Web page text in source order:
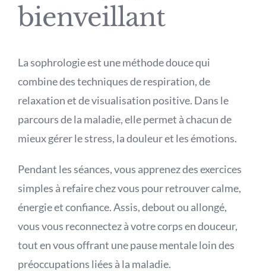
Contact
bienveillant
La sophrologie est une méthode douce qui
combine des techniques de respiration, de
relaxation et de visualisation positive. Dans le
parcours de la maladie, elle permet à chacun de
mieux gérer le stress, la douleur et les émotions.
Pendant les séances, vous apprenez des exercices
simples à refaire chez vous pour retrouver calme,
énergie et confiance. Assis, debout ou allongé,
vous vous reconnectez à votre corps en douceur,
tout en vous offrant une pause mentale loin des
préoccupations liées à la maladie.